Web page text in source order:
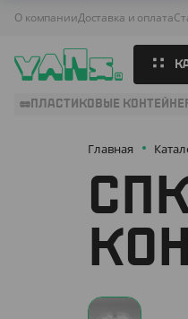
О компанииДоставка и оплата
ПЛАСТИКОВЫЕ
Главная